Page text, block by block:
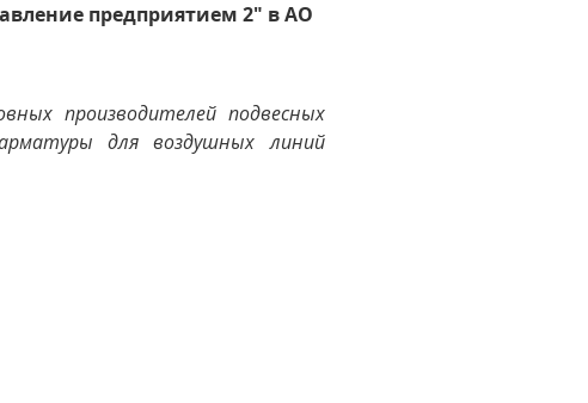
предприятием 2" в АО
производителей подвесных
для воздушных линий